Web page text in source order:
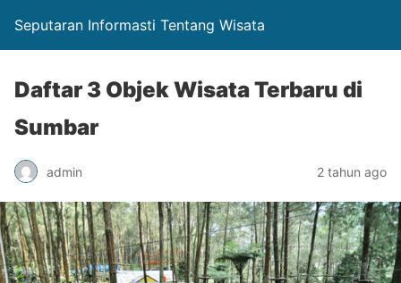
Seputaran Informasti Tentang Wisata
Daftar 3 Objek Wisata Terbaru di
Sumbar
admin 2 tahun ago